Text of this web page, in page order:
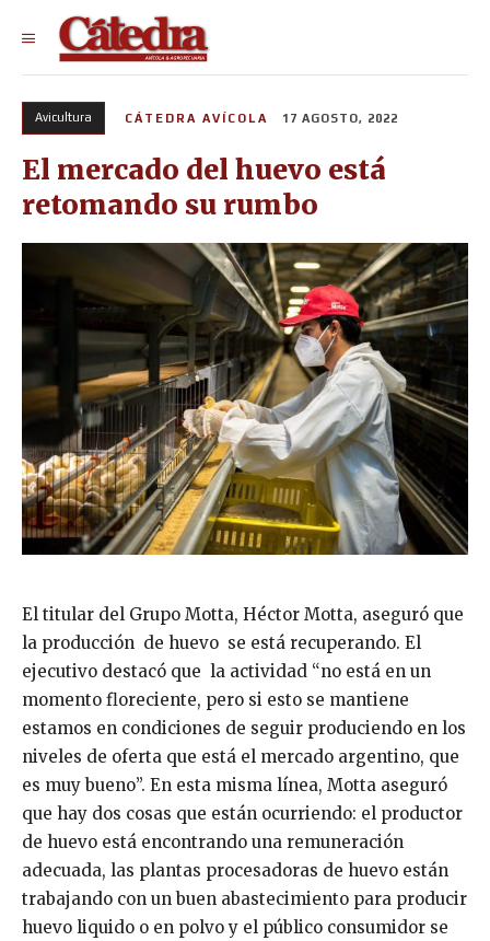
Avicultura CÁTEDRA AVÍCOLA 17 AGOSTO, 2022
El mercado del huevo está
retomando su rumbo
El titular del Grupo Motta, Héctor Motta, aseguró que
la producción de huevo se está recuperando. El
ejecutivo destacó que la actividad “no está en un
momento floreciente, pero si esto se mantiene
estamos en condiciones de seguir produciendo en los
niveles de oferta que está el mercado argentino, que
es muy bueno”. En esta misma línea, Motta aseguró
que hay dos cosas que están ocurriendo: el productor
de huevo está encontrando una remuneración
adecuada, las plantas procesadoras de huevo están
trabajando con un buen abastecimiento para producir
huevo liquido o en polvo y el público consumidor se